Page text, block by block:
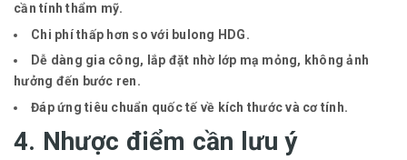
cần tính thẩm mỹ.
Chi phí thấp hơn so với bulong HDG.
Dễ dàng gia công, lắp đặt nhờ lớp mạ mỏng, không ảnh
hưởng đến bước ren.
Đáp ứng tiêu chuẩn quốc tế về kích thước và cơ tính.
4. Nhược điểm cần lưu ý